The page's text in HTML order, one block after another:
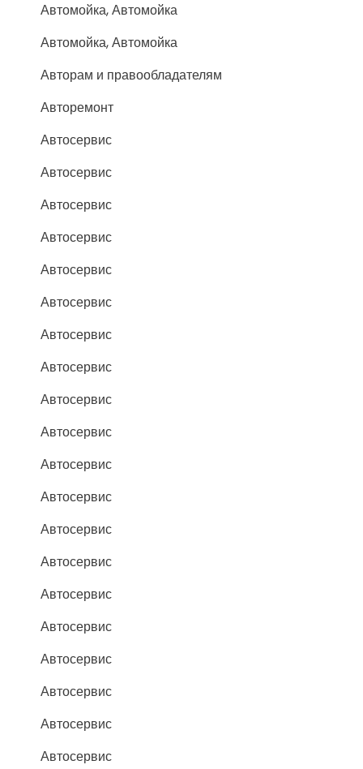
Автомойка, Автомойка
Автомойка, Автомойка
Авторам и правообладателям
Авторемонт
Автосервис
Автосервис
Автосервис
Автосервис
Автосервис
Автосервис
Автосервис
Автосервис
Автосервис
Автосервис
Автосервис
Автосервис
Автосервис
Автосервис
Автосервис
Автосервис
Автосервис
Автосервис
Автосервис
Автосервис